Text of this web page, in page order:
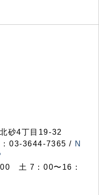
砂4丁目19-32
03-3644-7365 / N
土 7：00〜16：